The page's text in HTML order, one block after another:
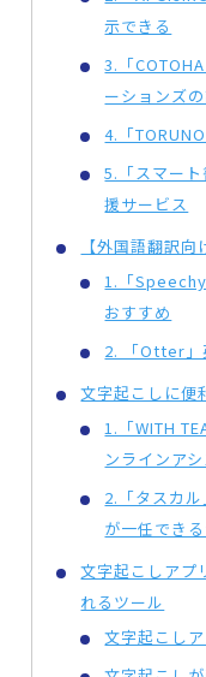
示できる
3.「
ーションズ
4.「
5.「スマー
援サービス
【外国語翻訳
1.「
おすすめ
2. 「Otter」
文字起こしに便
1.「WITH
ンラインア
2.「タスカ
が一任でき
文字起こしアプ
れるツール
文字起こし